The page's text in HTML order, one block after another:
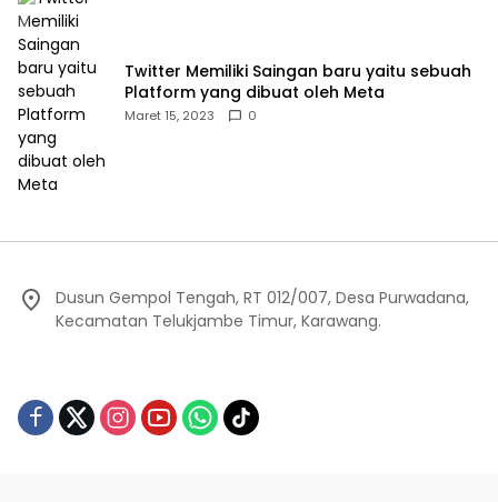
Twitter Memiliki Saingan baru yaitu sebuah
Platform yang dibuat oleh Meta
Maret 15, 2023 0
Dusun Gempol Tengah, RT 012/007, Desa Purwadana,
Kecamatan Telukjambe Timur, Karawang.